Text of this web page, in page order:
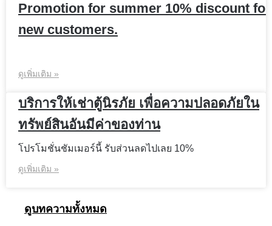
Promotion for summer 10% discount for
new customers.
ดูเพิ่มเติม »
บริการให้เช่าตู้นิรภัย เพื่อความปลอดภัยใน
ทรัพย์สินอันมีค่าของท่าน
โปรโมชั่นชัมเมอร์นี้ รับส่วนลดไปเลย 10%
ดูเพิ่มเติม »
ดูบทความทั้งหมด